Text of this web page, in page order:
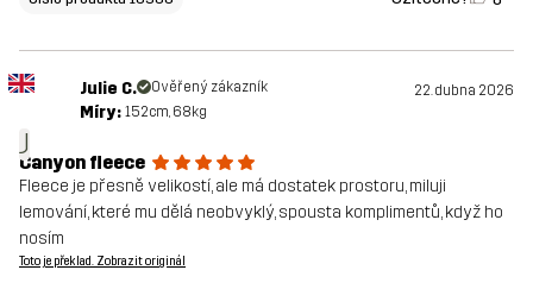
J
Julie C. Ověřený zákazník 22. dubna 2026
Míry: 152cm, 68kg
Canyon fleece
Fleece je přesně velikostí, ale má dostatek prostoru, miluji
lemování, které mu dělá neobvyklý, spousta komplimentů, když ho
nosím
Toto je překlad. Zobrazit originál